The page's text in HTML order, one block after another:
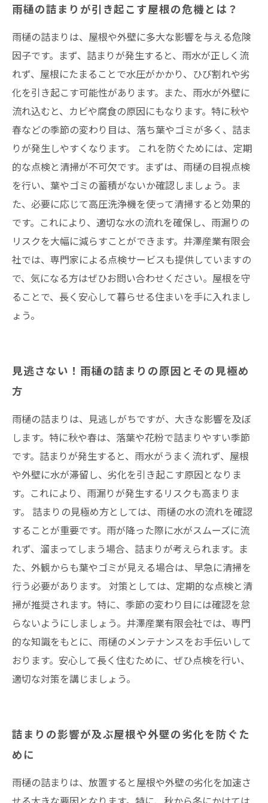
効果的な雨樋の詰まり対策法を徹底解説
雨漏りを防ぐための雨樋メンテナンスのポイン
ト
井澤産業が提案する安心・快適な住まいのため
の知恵
まとめ
井澤産業有限会社│ 熱田区・中村区など名古屋
市内および愛知県での施工実績はこちら
雨樋の詰まりが引き起こす屋根の危機とは？
雨樋の詰まりは、屋根や外壁に多大な影響を与える危険
因子です。まず、詰まりが発生すると、雨水が正しく流
れず、屋根にたまることで水圧がかかり、ひび割れや劣
化を引き起こす可能性があります。また、雨水が外壁に
流れ込むと、カビや腐食の原因にもなります。特に秋や
春などの季節の変わり目は、落ち葉やゴミが多く、詰ま
りが発生しやすくなります。 これを防ぐためには、定期
的な点検と清掃が不可欠です。まずは、雨樋の目視点検
を行い、葉やゴミの蓄積がないか確認しましょう。ま
た、必要に応じて高圧洗浄機を使って清掃すると効果的
です。これにより、適切な水の流れを確保し、雨漏りの
リスクを大幅に減らすことができます。井澤産業有限会
社では、専門家による点検サービスも提供していますの
で、気になる方はぜひお問い合わせください。屋根を守
ることで、長く安心して暮らせる住まいを手に入れまし
ょう。
見逃さない！雨樋の詰まりの原因とその見極め
方
雨樋の詰まりは、見逃しがちですが、大きな影響を及ぼ
します。特に秋や春は、落葉や花粉で詰まりやすい季節
です。詰まりが発生すると、雨水がうまく流れず、屋根
や外壁に水が滞留し、劣化を引き起こす原因となりま
す。これにより、雨漏りが発生するリスクも高まりま
す。 詰まりの見極め方としては、雨樋の水の流れを確認
することが重要です。雨が降った際に水がスムーズに流
れず、溜まってしまう場合、詰まりが考えられます。ま
た、外観からも葉やゴミが見える場合は、早急に清掃を
行う必要があります。 対策としては、定期的な点検と清
掃が推奨されます。特に、季節の変わり目には確認を怠
らないようにしましょう。井澤産業有限会社では、専門
的な知識をもとに、雨樋のメンテナンスをお手伝いして
おります。安心して長く住むために、ぜひ点検を行い、
適切な対策を講じましょう。
詰まりの影響が及ぶ屋根や外壁の劣化を防ぐた
めに
雨樋の詰まりは、放置すると屋根や外壁の劣化を加速さ